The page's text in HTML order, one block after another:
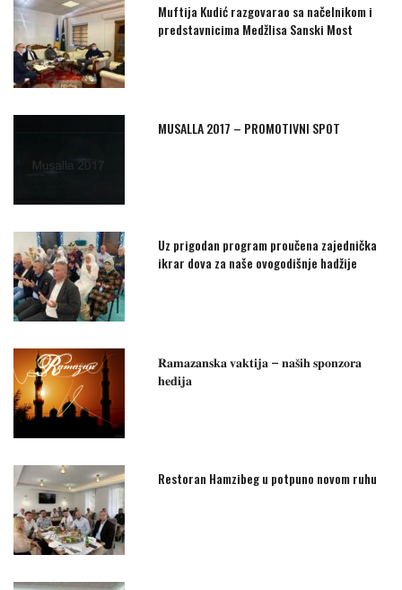
Muftija Kudić razgovarao sa načelnikom i
predstavnicima Medžlisa Sanski Most
MUSALLA 2017 – PROMOTIVNI SPOT
Uz prigodan program proučena zajednička
ikrar dova za naše ovogodišnje hadžije
𝐑𝐚𝐦𝐚𝐳𝐚𝐧𝐬𝐤𝐚 𝐯𝐚𝐤𝐭𝐢𝐣𝐚 – 𝐧𝐚𝐬̌𝐢𝐡 𝐬𝐩𝐨𝐧𝐳𝐨𝐫𝐚
𝐡𝐞𝐝𝐢𝐣𝐚
Restoran Hamzibeg u potpuno novom ruhu